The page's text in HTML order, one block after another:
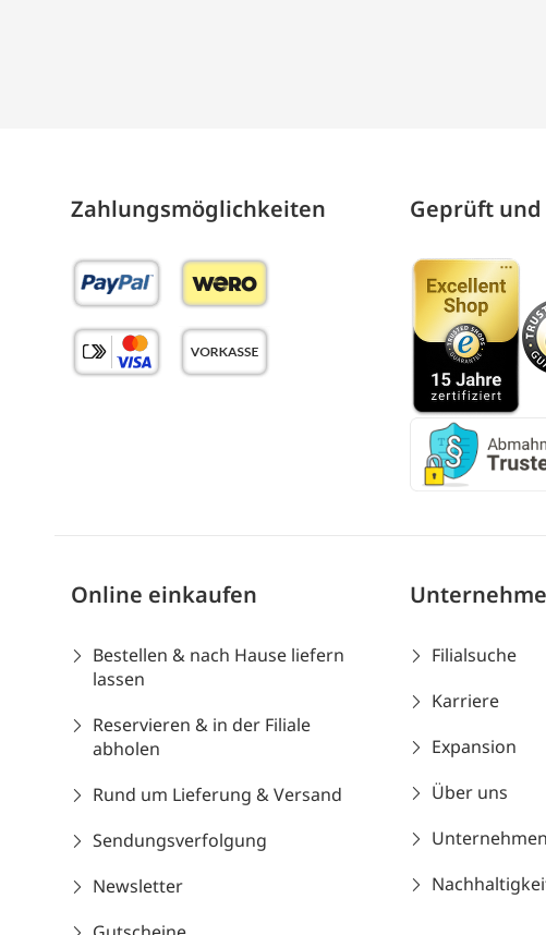
Zahlungs­möglich­keiten Geprüft
Online einkaufen
Bestellen & nach Hause liefern
lassen
Reservieren & in der Filiale
abholen
Rund um Lieferung & Versand
Sendungsverfolgung
Newsletter
Filialsuche
Karriere
Expansion
Über uns